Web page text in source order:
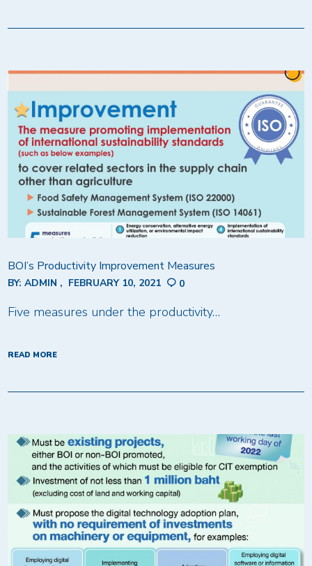
BOI’s Productivity Improvement Measures
BY:ADMIN FEBRUARY 10, 2021 0
Five measures under the productivity…
READ MORE